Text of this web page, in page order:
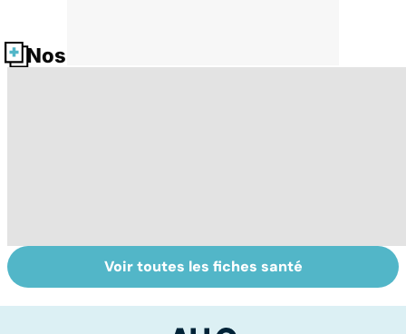
Nos fiches santé
Fin de vie : de la
loi Leonetti à
Faire du sport à
domicile, c'est
Voir toutes les fiches santé